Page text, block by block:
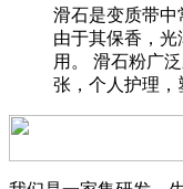
滑石是变质带
由于其保香，
用。 滑石粉广
张，个人护理，